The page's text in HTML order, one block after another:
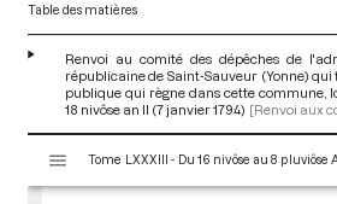
Table des matières
Renvoi au comité des dépêches de
républicaine de Saint-Sauveur (Yonne) qui
publique qui règne dans cette commune,
18 nivôse an II (7 janvier 1794) [Renvoi aux
s